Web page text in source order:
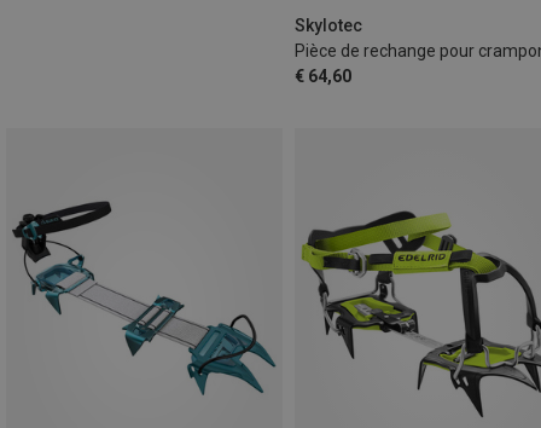
Skylotec
€ 64,60